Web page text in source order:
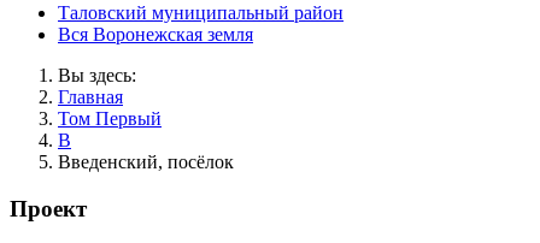
Таловский муниципальный район
Вся Воронежская земля
Вы здесь:
Главная
Том Первый
В
Введенский, посёлок
Проект